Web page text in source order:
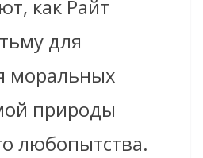
как Райт
для
моральных
природы
любопытства.